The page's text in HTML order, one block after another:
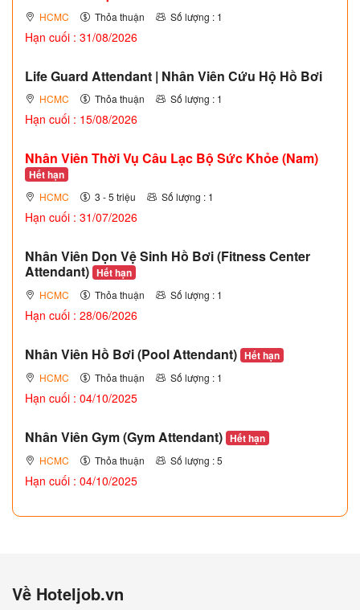
HCMC Thỏa thuận Số lượng : 1
Hạn cuối : 31/08/2026
Life Guard Attendant | Nhân Viên Cứu Hộ Hồ Bơi
HCMC Thỏa thuận Số lượng : 1
Hạn cuối : 15/08/2026
Nhân Viên Thời Vụ Câu Lạc Bộ Sức Khỏe (Nam)
Hết hạn
HCMC 3 - 5 triệu Số lượng : 1
Hạn cuối : 31/07/2026
Nhân Viên Dọn Vệ Sinh Hồ Bơi (Fitness Center
Attendant) Hết hạn
HCMC Thỏa thuận Số lượng : 1
Hạn cuối : 28/06/2026
Nhân Viên Hồ Bơi (Pool Attendant) Hết hạn
HCMC Thỏa thuận Số lượng : 1
Hạn cuối : 04/10/2025
Nhân Viên Gym (Gym Attendant) Hết hạn
HCMC Thỏa thuận Số lượng : 5
Hạn cuối : 04/10/2025
Về Hoteljob.vn